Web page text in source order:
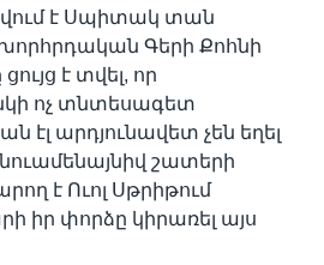
է Սպիտակ տան
Գերի Քոհնի
է տվել, որ
ոչ տնտեսագետ
էլ արդյունավետ չեն եղել
շատերի
է Ուոլ Սթրիթում
իր փորձը կիրառել այս